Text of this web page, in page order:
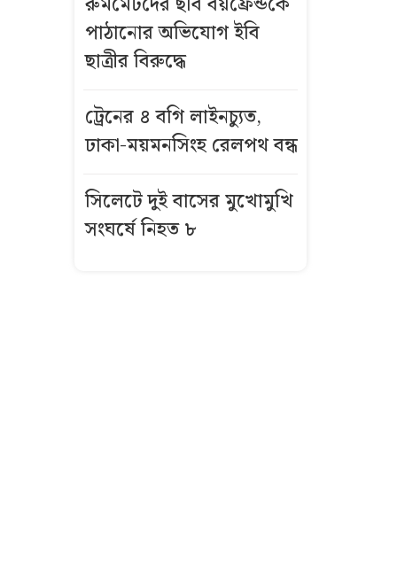
ডিজি কে এই
কাজী জেসিন?
থেকে আবু
সাঈদের ছবি-
ভিডিও বাদ
কর্মীর স্ত্রীর সঙ্গে
পাঠানোর অভিযোগ ইবি
ছাত্রীর বিরুদ্ধে
ট্রেনের ৪ বগি লাইনচ্যুত,
ঢাকা-ময়মনসিংহ রেলপথ বন্ধ
সিলেটে দুই বাসের মুখোমুখি
সংঘর্ষে নিহত ৮